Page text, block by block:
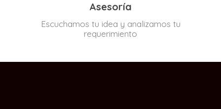
Asesoría
Escuchamos tu idea y analizamos tu
requerimiento